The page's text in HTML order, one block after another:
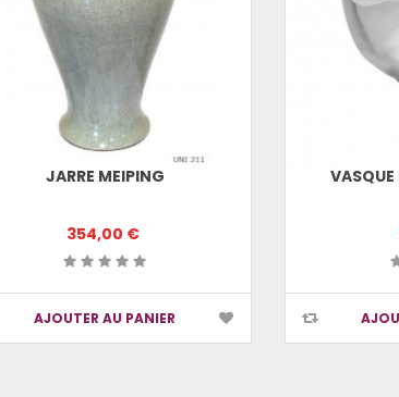
JARRE MEIPING
354,00 €
AJOUTER AU PANIER
VASQUE